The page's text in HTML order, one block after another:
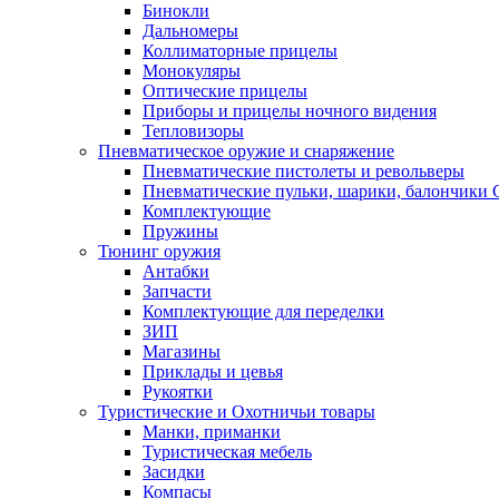
Бинокли
Дальномеры
Коллиматорные прицелы
Монокуляры
Оптические прицелы
Приборы и прицелы ночного видения
Тепловизоры
Пневматическое оружие и снаряжение
Пневматические пистолеты и револьверы
Пневматические пульки, шарики, балончики
Комплектующие
Пружины
Тюнинг оружия
Антабки
Запчасти
Комплектующие для переделки
ЗИП
Магазины
Приклады и цевья
Рукоятки
Туристические и Охотничьи товары
Манки, приманки
Туристическая мебель
Засидки
Компасы